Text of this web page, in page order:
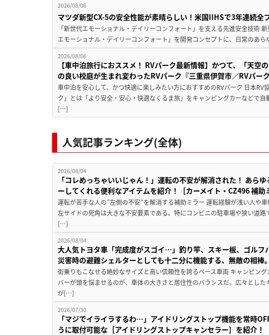
2026/08/06
マツダ新型CX-5の安全性能が素晴らしい！米国IIHSで3年連続全
「新世代エモーショナル・デイリーコンフォート」を支える先進安全技術
エモーショナル・デイリーコンフォート」を開発コンセプトに、日常のあ
2026/08/06
【車中泊旅行におススメ！ RVパーク最新情報】かつて、「天空
の良い校庭が生まれ変わったRVパーク『三重県伊賀市／RVパー
車中泊を安心して、かつ快適に楽しみたい方におすすめのRVパーク 日本RV
ク」とは「より安全・安心・快適なくるま旅」をキャンピングカーなどで自
[…]
人気記事ランキング(全体)
2026/08/04
「コレめっちゃいいじゃん！」運転の不安が解消された！ あら
ーしてくれる便利なアイテムを紹介！［カーメイト・CZ496 補助
運転が苦手な人の”左側の不安”を解消する補助ミラー 運転経験が浅い人や車
左サイドの死角は大きな不安要素である。特にコンビニの駐車場や狭い道
[…]
2026/08/04
大人気トヨタ車「完成度がスゴイ…」釣り竿、スキー板、ゴルフ
災害時の避難シェルターとしても十二分に機能する、無敵の相棒。
街乗りもこなせる絶妙なサイズと高い信頼性を誇るベース車両 キャンピン
バーが頭を悩ませるのが、車体の大きさと居住性のバランスだ。広々とし
が[…]
2026/07/30
「マジでイライラするわ…」アイドリングストップ機能を常時
うに取付可能な［アイドリングストップキャンセラー］を紹介！